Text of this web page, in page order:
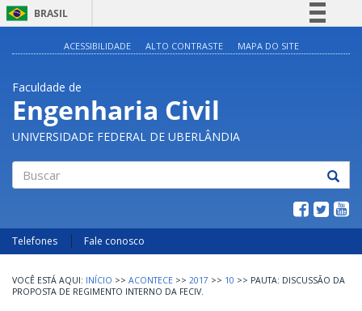
BRASIL
Legislação
Canais
ACESSIBILIDADE ALTO CONTRASTE MAPA DO SITE
Faculdade de
Engenharia Civil
UNIVERSIDADE FEDERAL DE UBERLÂNDIA
Telefones Fale conosco
INÍCIO >> ACONTECE >> 2017 >> 10 >> PAUTA: DISCUSSÃO DA
PROPOSTA DE REGIMENTO INTERNO DA FECIV.